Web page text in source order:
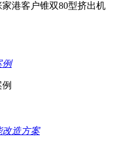
港客户锥双80型挤出机
例
改造方案